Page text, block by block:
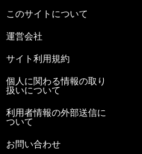
このサイトについて
運営会社
サイト利用規約
個人に関わる情報の取り
扱いについて
利用者情報の外部送信に
ついて
お問い合わせ